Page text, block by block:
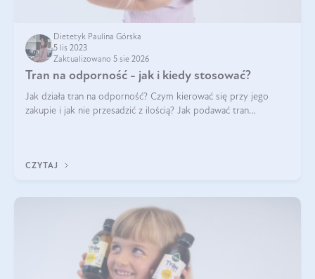
Dietetyk Paulina Górska
5 lis 2023
Zaktualizowano 5 sie 2026
Tran na odporność - jak i kiedy stosować?
Jak działa tran na odporność? Czym kierować się przy jego
zakupie i jak nie przesadzić z ilością? Jak podawać tran
CZYTAJ